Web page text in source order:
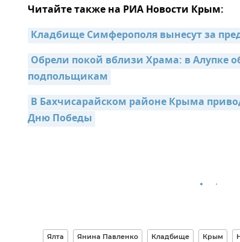
Читайте также на РИА Новости Крым:
Кладбище Симферополя вынесут за
Обрели покой вблизи Храма: в Алупке
подпольщикам
В Бахчисарайском районе Крыма
Дню Победы
Ялта Янина Павленко Кладбище Крым